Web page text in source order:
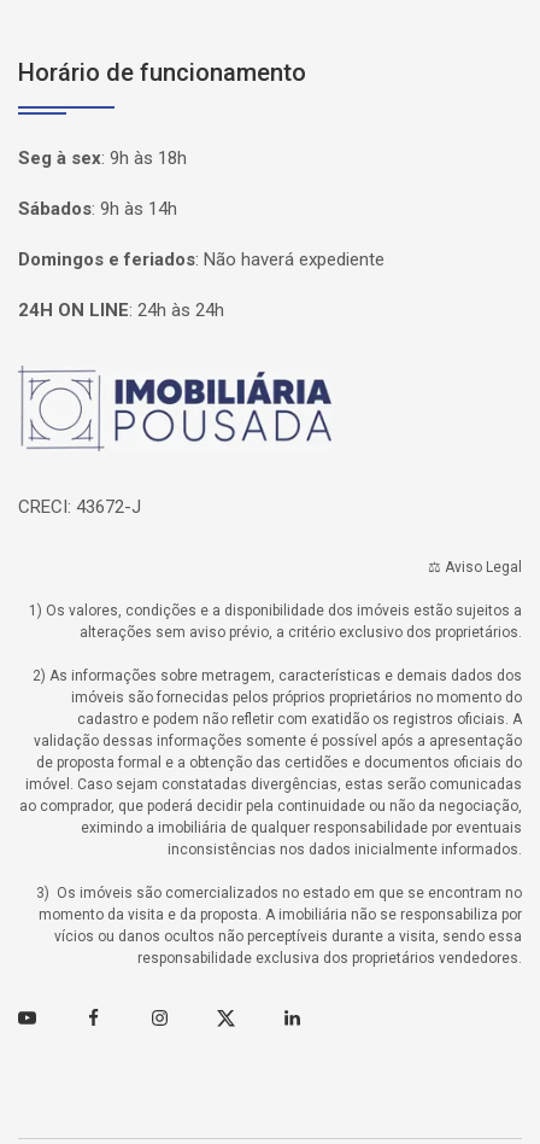
Horário de funcionamento
Seg à sex: 9h às 18h
Sábados: 9h às 14h
Domingos e feriados: Não haverá expediente
24H ON LINE: 24h às 24h
Página inicial
CRECI: 43672-J
⚖️ Aviso Legal
1) Os valores, condições e a disponibilidade dos imóveis estão sujeitos a
alterações sem aviso prévio, a critério exclusivo dos proprietários.
2) As informações sobre metragem, características e demais dados dos
imóveis são fornecidas pelos próprios proprietários no momento do
cadastro e podem não refletir com exatidão os registros oficiais. A
validação dessas informações somente é possível após a apresentação
de proposta formal e a obtenção das certidões e documentos oficiais do
imóvel. Caso sejam constatadas divergências, estas serão comunicadas
ao comprador, que poderá decidir pela continuidade ou não da negociação,
eximindo a imobiliária de qualquer responsabilidade por eventuais
inconsistências nos dados inicialmente informados.
3) Os imóveis são comercializados no estado em que se encontram no
momento da visita e da proposta. A imobiliária não se responsabiliza por
vícios ou danos ocultos não perceptíveis durante a visita, sendo essa
responsabilidade exclusiva dos proprietários vendedores.
Youtube FacebookInstagramTwitter Linkedin